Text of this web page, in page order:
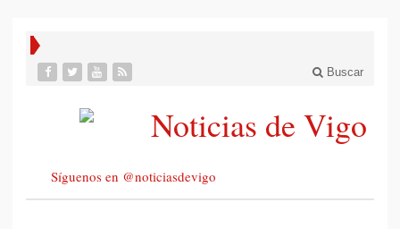
Buscar
Síguenos en @noticiasdevigo